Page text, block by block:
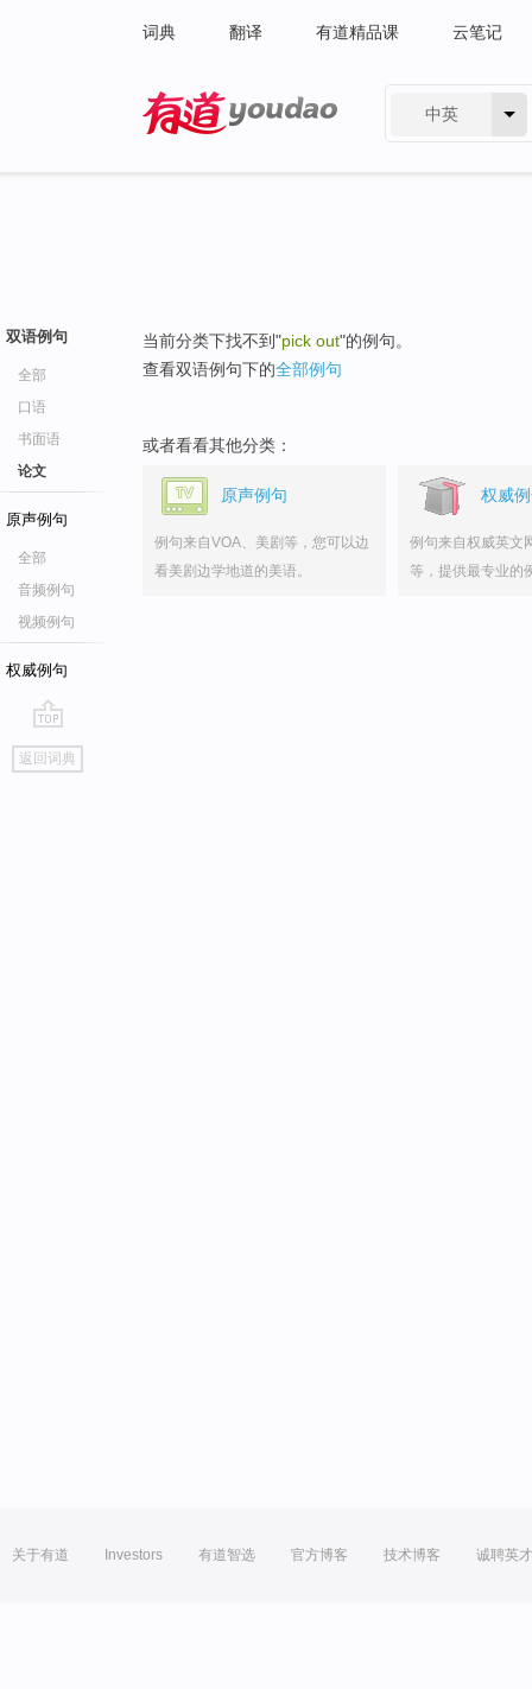
词典 翻译 有道精品课 云笔记
中英
双语例句
全部
口语
书面语
论文
原声例句
全部
音频例句
视频例句
权威例句
go
top
返回词典
当前分类下找不到"pick out"的例句。
查看双语例句下的全部例句
或者看看其他分类：
原声例句
例句来自VOA、美剧等，您可以边
看美剧边学地道的美语。
权威
例句来自权威英文
等，提供最专业的
关于有道 Investors 有道智选 官方博客 技术博客 诚聘英才